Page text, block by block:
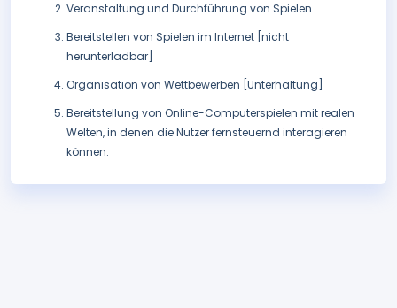
Veranstaltung und Durchführung von Spielen
Bereitstellen von Spielen im Internet [nicht
herunterladbar]
Organisation von Wettbewerben [Unterhaltung]
Bereitstellung von Online-Computerspielen mit realen
Welten, in denen die Nutzer fernsteuernd interagieren
können.